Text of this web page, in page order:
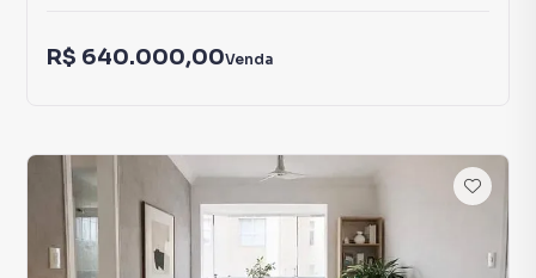
R$ 640.000,00Venda